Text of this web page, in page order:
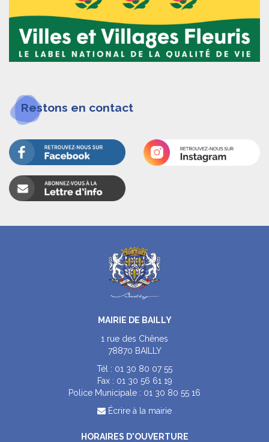
Restons en contact
MAIRIE DE BAILLY
1 rue des Chênes
78870 BAILLY
Tél : 01 30 80 07 55
Fax : 01 30 56 61 19
Police Municipale : 01 30 80 55 16
Écrire à la mairie
HORAIRES D'OUVERTURE